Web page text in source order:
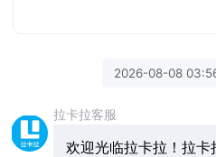
2026-08-08
拉卡拉客服
欢迎光临拉卡拉！拉卡